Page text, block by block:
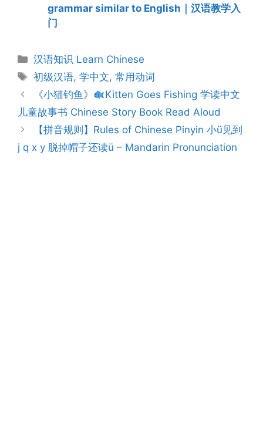
grammar similar to English｜汉语教学入
门
Categories
汉语知识 Learn Chinese
Tags
初级汉语,学中文,常用动词
Post
navigation
《小猫钓鱼》
Kitten Goes Fishing 学读中文
儿童故事书 Chinese Story Book Read Aloud
【拼音规则】Rules of Chinese Pinyin 小ü见到
j q x y 脱掉帽子还读ü – Mandarin Pronunciation